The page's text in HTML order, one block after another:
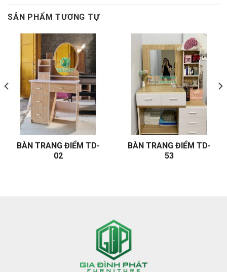
SẢN PHẨM TƯƠNG TỰ
BÀN TRANG ĐIỂM TD-
02
BÀN TRANG ĐIỂM TD-
53